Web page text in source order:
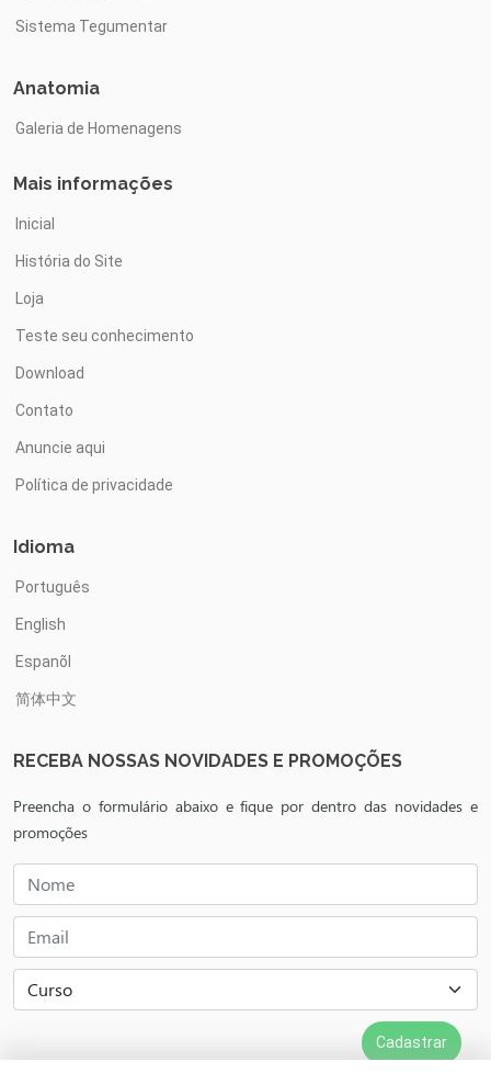
Sistema Tegumentar
Anatomia
Galeria de Homenagens
Mais informações
Inicial
História do Site
Loja
Teste seu conhecimento
Download
Contato
Anuncie aqui
Política de privacidade
Idioma
Português
English
Espanõl
简体中文
RECEBA NOSSAS NOVIDADES E PROMOÇÕES
Preencha o formulário abaixo e fique por dentro das novidades e
promoções